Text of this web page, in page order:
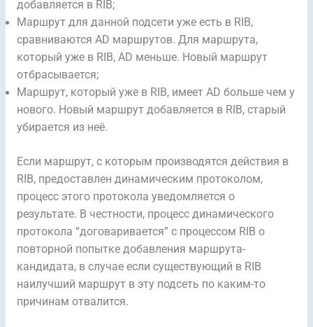
добавляется в RIB;
Маршрут для данной подсети уже есть в RIB,
сравниваются AD маршрутов. Для маршрута,
который уже в RIB, AD меньше. Новый маршрут
отбрасывается;
Маршрут, который уже в RIB, имеет AD больше чем у
нового. Новый маршрут добавляется в RIB, старый
убирается из неё.
Если маршрут, с которым производятся действия в
RIB, предоставлен динамическим протоколом,
процесс этого протокола уведомляется о
результате. В честности, процесс динамического
протокола “договаривается” с процессом RIB о
повторной попытке добавления маршрута-
кандидата, в случае если существующий в RIB
наилучший маршрут в эту подсеть по каким-то
причинам отвалится.